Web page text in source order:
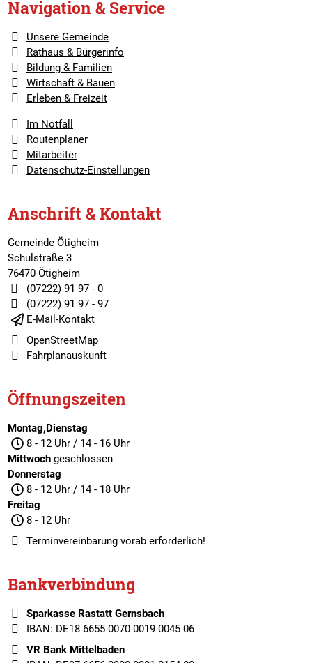
Navigation & Service
Unsere Gemeinde
Rathaus & Bürgerinfo
Bildung & Familien
Wirtschaft & Bauen
Erleben & Freizeit
Im Notfall
Routenplaner
Mitarbeiter
Datenschutz-Einstellungen
Anschrift & Kontakt
Gemeinde Ötigheim
Schulstraße 3
76470 Ötigheim
(07222) 91 97 - 0
(07222) 91 97 - 97
E-Mail-Kontakt
OpenStreetMap
Fahrplanauskunft
Öffnungszeiten
Montag,Dienstag
8 - 12 Uhr / 14 - 16 Uhr
Mittwochgeschlossen
Donnerstag
8 - 12 Uhr / 14 - 18 Uhr
Freitag
8 - 12 Uhr
Terminvereinbarungvorab erforderlich!
Bankverbindung
Sparkasse Rastatt Gernsbach
IBAN: DE18 6655 0070 0019 0045 06
VR Bank Mittelbaden